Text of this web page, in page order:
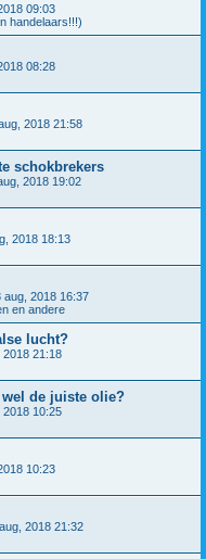
09:03
handelaars!!!)
08:28
2018 21:58
schokbrekers
2018 19:02
2018 18:13
aug, 2018 16:37
en andere
lucht?
21:18
de juiste olie?
10:25
10:23
2018 21:32